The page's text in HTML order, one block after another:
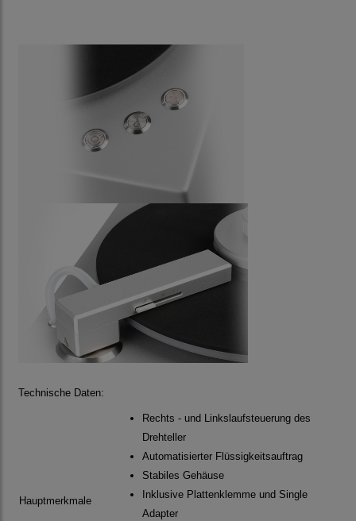
Technische Daten:
Hauptmerkmale
Rechts - und Linkslaufsteuerung des
Drehteller
Automatisierter Flüssigkeitsauftrag
Stabiles Gehäuse
Inklusive Plattenklemme und Single
Adapter